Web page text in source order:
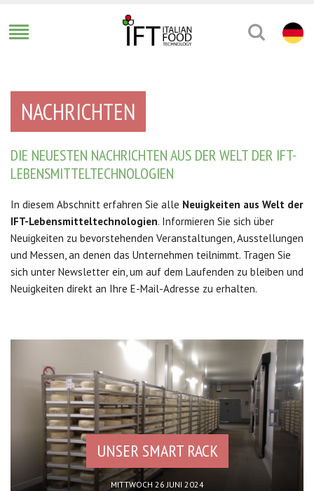
NACHRICHTEN
DIE NEUESTEN NACHRICHTEN AUS DER WELT DER IFT-
LEBENSMITTELTECHNOLOGIEN
In diesem Abschnitt erfahren Sie alle Neuigkeiten aus Welt der
IFT-Lebensmitteltechnologien. Informieren Sie sich über
Neuigkeiten zu bevorstehenden Veranstaltungen, Ausstellungen
und Messen, an denen das Unternehmen teilnimmt. Tragen Sie
sich unter Newsletter ein, um auf dem Laufenden zu bleiben und
Neuigkeiten direkt an Ihre E-Mail-Adresse zu erhalten.
UNSER SMART RACK
MITTWOCH 26 JUNI 2024
/ di 13